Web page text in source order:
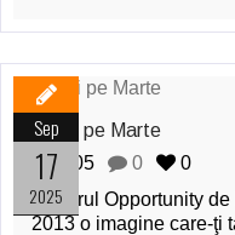
Sep
17
2025
Îngeri pe Marte
105
0
0
Roverul Opportunity
2013 o imagine care-ţi